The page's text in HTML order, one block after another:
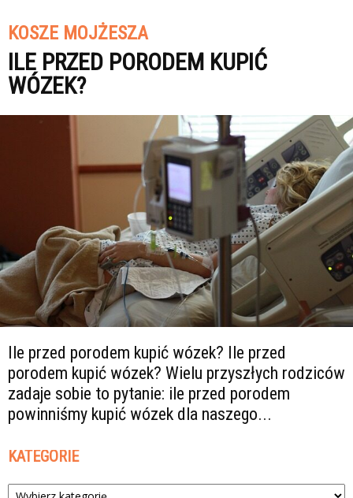
KOSZE MOJŻESZA
ILE PRZED PORODEM KUPIĆ
WÓZEK?
Ile przed porodem kupić wózek? Ile przed
porodem kupić wózek? Wielu przyszłych rodziców
zadaje sobie to pytanie: ile przed porodem
powinniśmy kupić wózek dla naszego...
KATEGORIE
Kategorie